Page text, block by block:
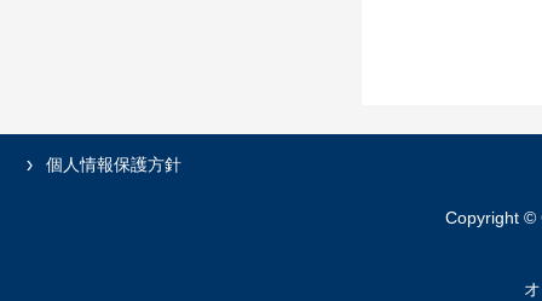
個人情報保護方針
Copyright ©